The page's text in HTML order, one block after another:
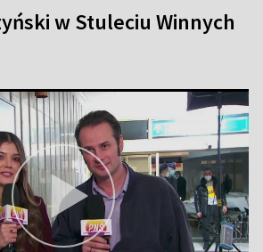
w Stuleciu Winnych